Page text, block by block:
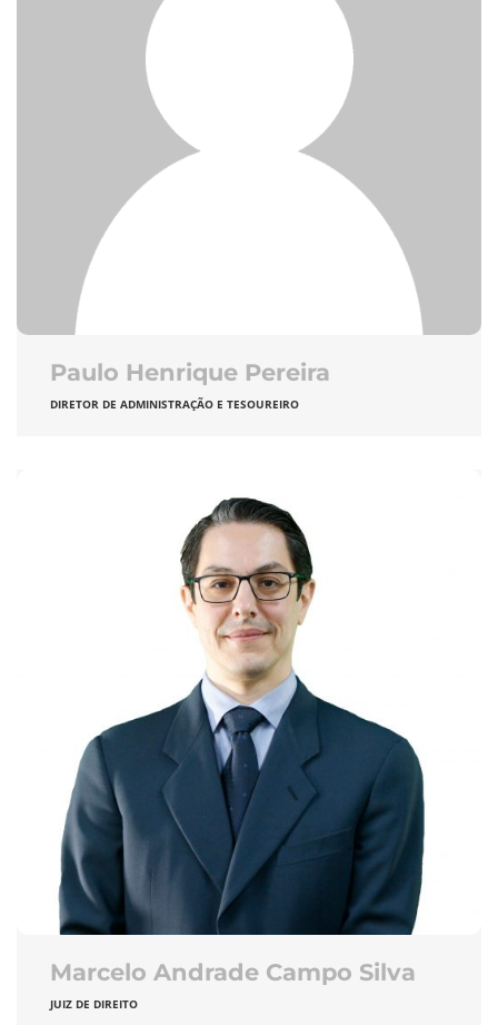
Paulo Henrique Pereira
DIRETOR DE ADMINISTRAÇÃO E TESOUREIRO
Marcelo Andrade Campo Silva
JUIZ DE DIREITO